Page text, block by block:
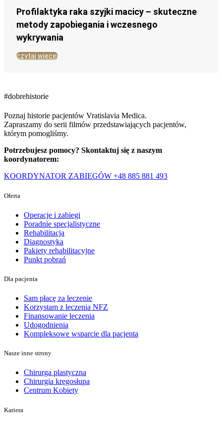
Profilaktyka raka szyjki macicy – skuteczne
metody zapobiegania i wczesnego
wykrywania
czytaj więcej
#dobrehistorie
Poznaj historie pacjentów Vratislavia Medica.
Zapraszamy do serii filmów przedstawiających pacjentów,
którym pomogliśmy.
Potrzebujesz pomocy? Skontaktuj się z naszym
koordynatorem:
KOORDYNATOR ZABIEGÓW +48 885 881 493
Oferta
Operacje i zabiegi
Poradnie specjalistyczne
Rehabilitacja
Diagnostyka
Pakiety rehabilitacyjne
Punkt pobrań
Dla pacjenta
Sam płacę za leczenie
Korzystam z leczenia NFZ
Finansowanie leczenia
Udogodnienia
Kompleksowe wsparcie dla pacjenta
Nasze inne strony
Chirurga plastyczna
Chirurgia kręgosłupa
Centrum Kobiety
Kariera